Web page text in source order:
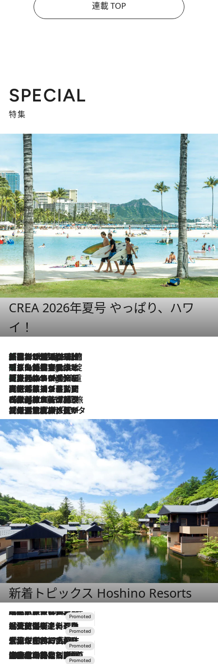
連載 TOP
SPECIAL
特集
CREA 2026年夏号 やっぱり、ハワ
イ！
6 Hours Ago
「荷物が増えるほど旅ストレスは増す」美容ジャーナリストがたどり着いた最終結論。“化粧品を劇的に減らす”感動の凝縮美容とは
6 Hours Ago
「旅先には金髪ウィッグを持参」日本と同じメイクでは損してる!? 美容ジャーナリストが提案する“掟破りの旅美容”とは
6 Hours Ago
【厳選旅コスメ】「身軽さ＆UV対策重視！」ヘアアーティストshucoが選んだ夏旅ベストコスメを発表【Mサイズジップ】
2026.8.5
【厳選旅コスメ】国内をあちこち移動する河井菜摘が選んだ夏旅ベストコスメ発表！「リラックスアイテムはマスト」【Mサイズジップ】
2026.8.4
【厳選旅コスメ】「紫外線＆乾燥対策しながらメイク感も！」ヘア＆メイクGeorgeが選んだ夏旅ベストコスメを発表！【Mサイズジップ】
2026.8.3
【厳選旅コスメ】「保湿もタイパ重視！」“サウナ好き”タレント清水みさとが愛用する夏旅ベストコスメを発表！【Mサイズジップ】
新着トピックス Hoshino Resorts
2026.7.31
【ホテル帰省】という選択肢をOMOが提案。家族とほどよい距離を保つには「昼は実家、夜は気兼ねなくホテルで！」
2026.7.24
【夏限定ディナーコース】旬を迎える稚鮎や花ズッキーニなどをイタリア・トスカーナの郷土料理の手法で満喫！
2026.7.17
「土佐和ハーブかき氷」がOMO7高知に登場！生姜、山椒、大葉など目にも舌にも涼を呼ぶ郷土の味
2026.7.10
NEW OPEN！【界 草津】名湯の地に誕生。趣の異なる2種の温泉と上州ならではの会席・蕎麦割烹など美食を味わう究極の癒やし旅